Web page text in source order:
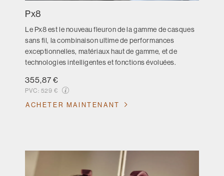
Px8
Le Px8 est le nouveau fleuron de la gamme de casques
sans fil, la combinaison ultime de performances
exceptionnelles, matériaux haut de gamme, et de
technologies intelligentes et fonctions évoluées.
355,87 €
PVC: 529 €
ACHETER MAINTENANT